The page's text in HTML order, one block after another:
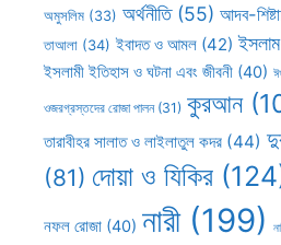
অমুসলিম (33) অর্থনীতি(55) আদব-
তাআলা (34) ইবাদত ও আমল (42)
ইসলামী ইতিহাস ও ঘটনা এবং জীবনী (40)
ওজরগ্রস্তদের রোজা পালন(31) কুরআন
তারাবীহর সালাত ও লাইলাতুল কদর (44)
(81) দোয়া ও যিকির
নফল রোজা (40) নারী(199)